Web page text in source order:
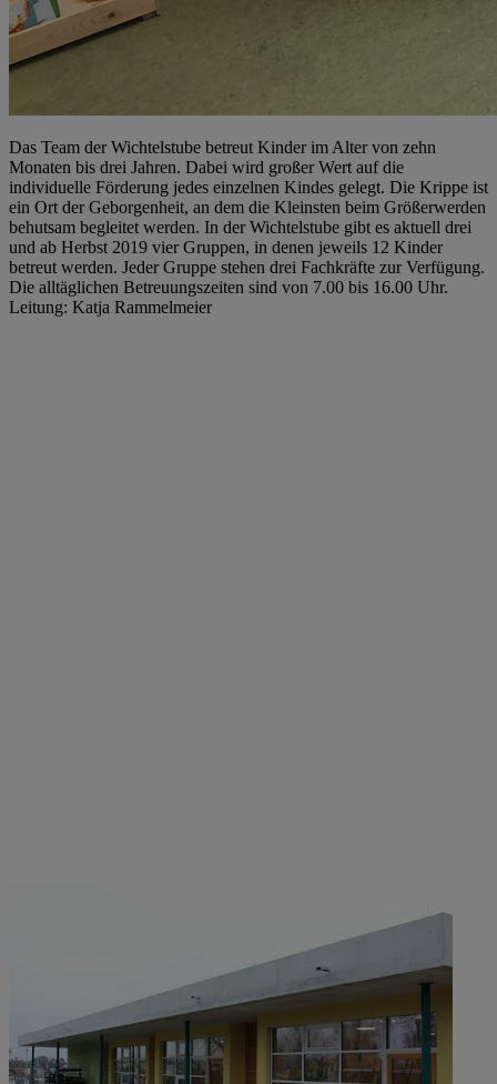
Das Team der Wichtelstube betreut Kinder im Alter von zehn
Monaten bis drei Jahren. Dabei wird großer Wert auf die
individuelle Förderung jedes einzelnen Kindes gelegt. Die Krippe ist
ein Ort der Geborgenheit, an dem die Kleinsten beim Größerwerden
behutsam begleitet werden. In der Wichtelstube gibt es aktuell drei
und ab Herbst 2019 vier Gruppen, in denen jeweils 12 Kinder
betreut werden. Jeder Gruppe stehen drei Fachkräfte zur Verfügung.
Die alltäglichen Betreuungszeiten sind von 7.00 bis 16.00 Uhr.
Leitung: Katja Rammelmeier